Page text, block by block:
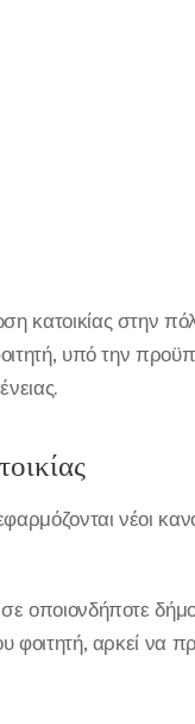
κατοικίας στην
υπό την
νέοι
οποιονδήποτε
φοιτητή, αρκεί να